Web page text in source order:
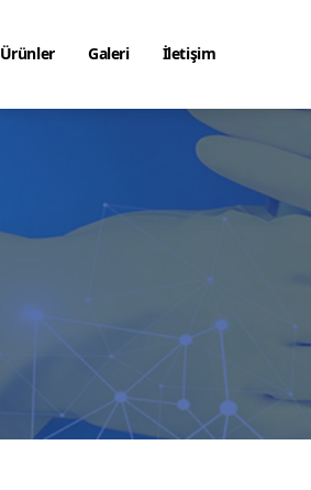
Ürünler Galeri İletişim